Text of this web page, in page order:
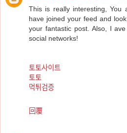
This is really interesting, You
have joined your feed and
your fantastic post. Also, I
social networks!
토토사이트
토토
먹튀검증
回覆